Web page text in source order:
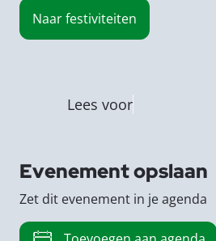
Naarfestiviteiten
Lees voor
Evenement opslaan
Zet dit evenement in je agenda